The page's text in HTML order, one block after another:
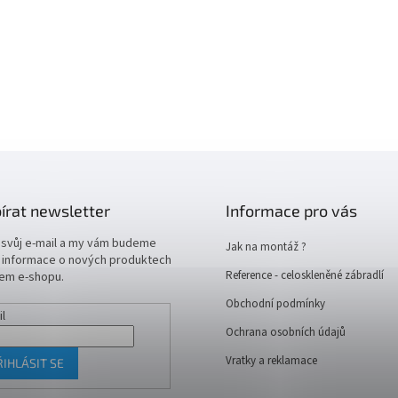
newsletter
e-mail a my vám budeme
o nových produktech
e-shopu.
SE
Informace pro vás
Jak na montáž ?
Reference - celoskleněné zábradlí
Obchodní podmínky
Ochrana osobních údajů
Vratky a reklamace